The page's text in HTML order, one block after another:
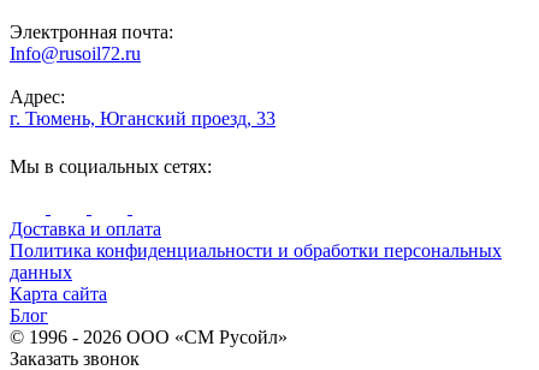
Электронная почта:
Info@rusoil72.ru
Адрес:
г. Тюмень, Юганский проезд, 33
Мы в социальных сетях:
Доставка и оплата
Политика конфиденциальности и обработки персональных
данных
Карта сайта
Блог
© 1996 - 2026 ООО «СМ Русойл»
Заказать звонок